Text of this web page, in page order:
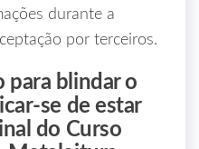
durante a
por terceiros.
para blindar o
de estar
do Curso